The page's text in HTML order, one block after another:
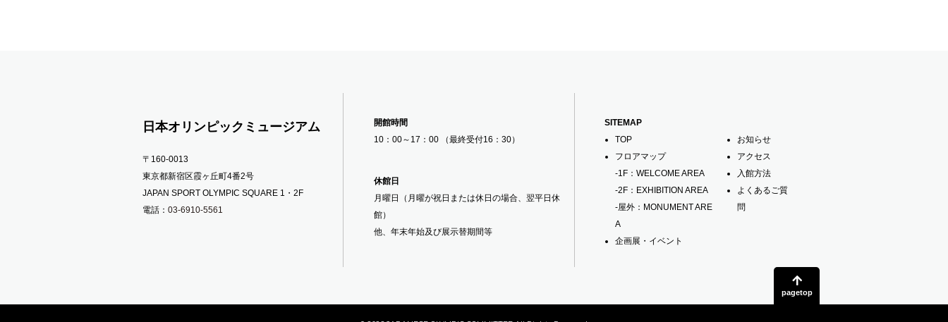
日本オリンピックミュージアム
〒160-0013
東京都新宿区霞ヶ丘町4番2号
JAPAN SPORT OLYMPIC SQUARE 1・2F
電話： 03-6910-5561
開館時間
10：00～17：00 （最終受付16：30）
休館日
月曜日（月曜が祝日または休日の場合、翌平日休
館）
他、年末年始及び展示替期間等
SITEMAP
TOP
フロアマップ
-1F：WELCOME AREA
-2F：EXHIBITION AREA
-屋外：MONUMENT ARE
A
企画展・イベント
お知らせ
アクセス
入館方法
よくあるご質
問
pagetop